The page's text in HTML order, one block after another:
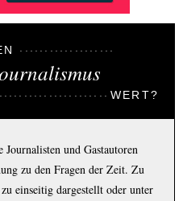
WERT?
Journalisten und Gastautoren
zu den Fragen der Zeit. Zu
einseitig dargestellt oder unter